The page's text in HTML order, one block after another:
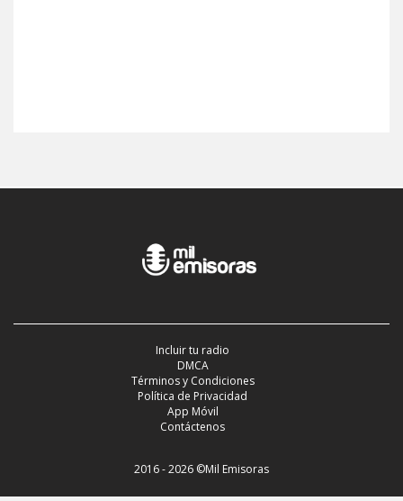
Incluir tu radio
DMCA
Términos y Condiciones
Política de Privacidad
App Móvil
Contáctenos
2016 - 2026 ©Mil Emisoras